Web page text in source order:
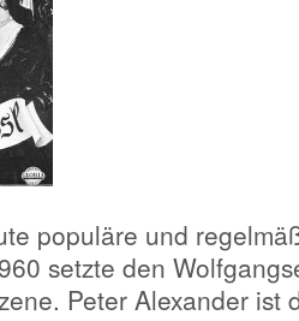
populäre und
setzte den
Peter Alexander ist